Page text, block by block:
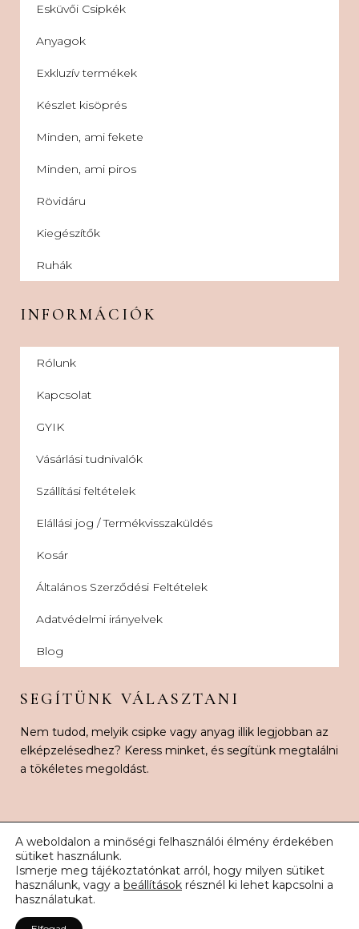
Esküvői Csipkék
Anyagok
Exkluzív termékek
Készlet kisöprés
Minden, ami fekete
Minden, ami piros
Rövidáru
Kiegészítők
Ruhák
INFORMÁCIÓK
Rólunk
Kapcsolat
GYIK
Vásárlási tudnivalók
Szállítási feltételek
Elállási jog / Termékvisszaküldés
Kosár
Általános Szerződési Feltételek
Adatvédelmi irányelvek
Blog
SEGÍTÜNK VÁLASZTANI
Nem tudod, melyik csipke vagy anyag illik legjobban az
elképzelésedhez? Keress minket, és segítünk megtalálni
a tökéletes megoldást.
© 2026 Karnak Esküvői Csipke. Minden jog fenntartva.
A weboldalon a minőségi felhasználói élmény érdekében
sütiket használunk.
Ismerje meg tájékoztatónkat arról, hogy milyen sütiket
használunk, vagy a beállítások résznél ki lehet kapcsolni a
használatukat.